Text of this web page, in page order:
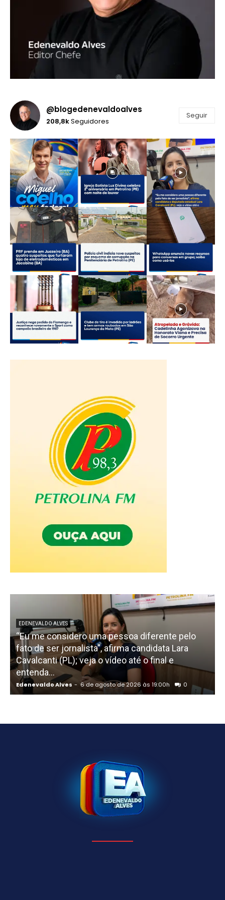
@blogedenevaldoalves
208,8kSeguidores
Seguir
EDENEVALDO ALVES
“Eu me considero uma pessoa diferente pelo
fato de ser jornalista”, afirma candidata Lara
Cavalcanti (PL); veja o vídeo até o final e
entenda...
Edenevaldo Alves - 6 de agosto de 2026 às 19:00h 0